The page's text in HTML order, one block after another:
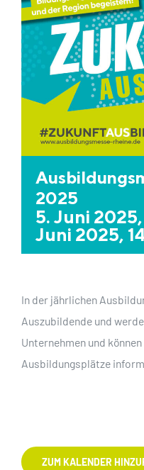
2025
5. Juni
Juni 2025,
In der jährlichen
Auszubildende und
Unternehmen und
Ausbildungsplätze
ZUM KALENDER